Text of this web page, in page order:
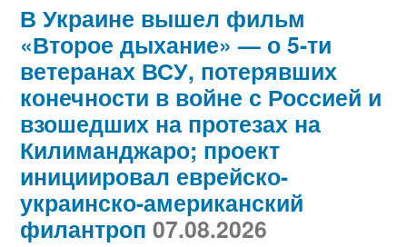
В Украине вышел фильм
«Второе дыхание» — о 5-ти
ветеранах ВСУ, потерявших
конечности в войне с Россией и
взошедших на протезах на
Килиманджаро; проект
инициировал еврейско-
украинско-американский
филантроп 07.08.2026